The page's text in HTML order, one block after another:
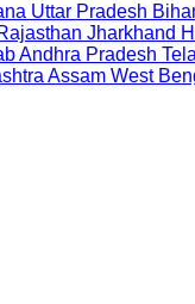
Uttar Pradesh
Jharkhand
Andhra Pradesh
Assam West